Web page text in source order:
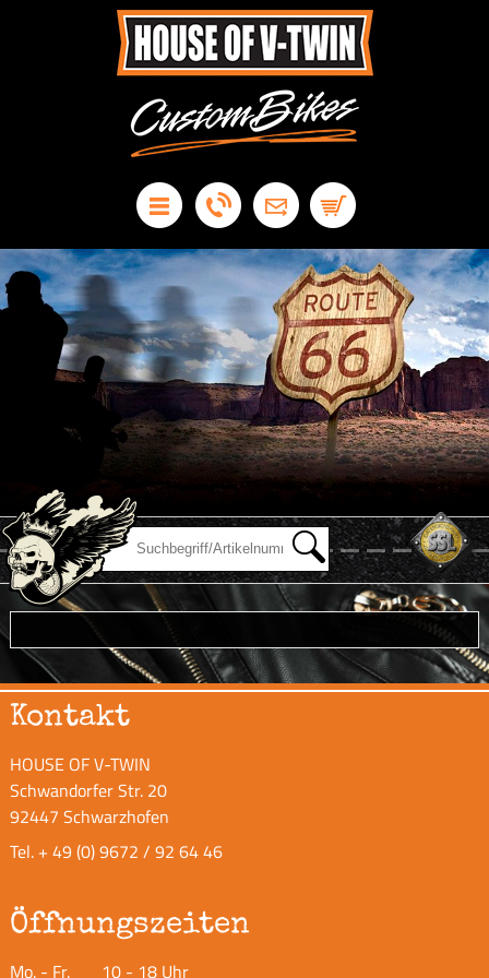
Kontakt
HOUSE OF V-TWIN
Schwandorfer Str. 20
92447 Schwarzhofen
Tel. + 49 (0) 9672 / 92 64 46
Öffnungszeiten
Mo. - Fr. 10 - 18 Uhr